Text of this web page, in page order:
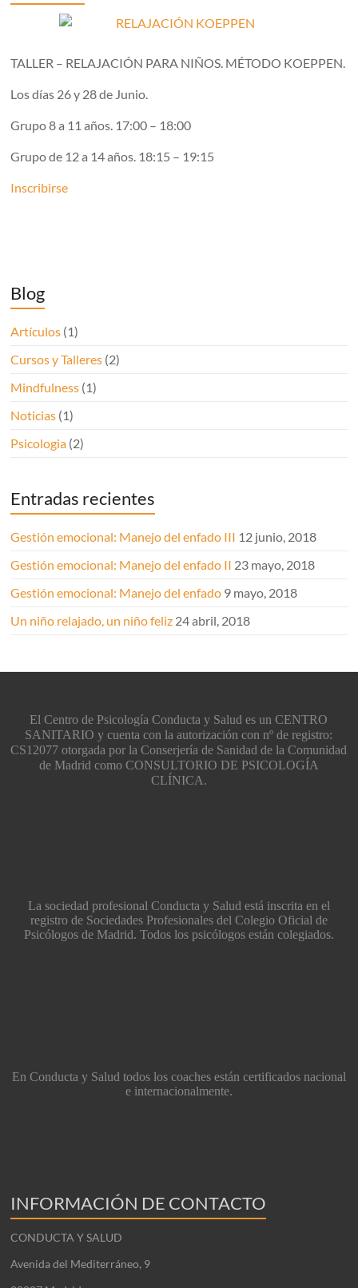
TALLER – RELAJACIÓN PARA NIÑOS. MÉTODO KOEPPEN.
Los días 26 y 28 de Junio.
Grupo 8 a 11 años. 17:00 – 18:00
Grupo de 12 a 14 años. 18:15 – 19:15
Inscribirse
Blog
Artículos (1)
Cursos y Talleres (2)
Mindfulness (1)
Noticias (1)
Psicologia (2)
Entradas recientes
Gestión emocional: Manejo del enfado III 12 junio, 2018
Gestión emocional: Manejo del enfado II 23 mayo, 2018
Gestión emocional: Manejo del enfado 9 mayo, 2018
Un niño relajado, un niño feliz 24 abril, 2018
El Centro de Psicología Conducta y Salud es un CENTRO
SANITARIO y cuenta con la autorización con nº de registro:
CS12077 otorgada por la Conserjería de Sanidad de la Comunidad
de Madrid como CONSULTORIO DE PSICOLOGÍA
CLÍNICA.
La sociedad profesional Conducta y Salud está inscrita en el
registro de Sociedades Profesionales del Colegio Oficial de
Psicólogos de Madrid. Todos los psicólogos están colegiados.
En Conducta y Salud todos los coaches están certificados nacional
e internacionalmente.
INFORMACIÓN DE CONTACTO
CONDUCTA Y SALUD
Avenida del Mediterráneo, 9